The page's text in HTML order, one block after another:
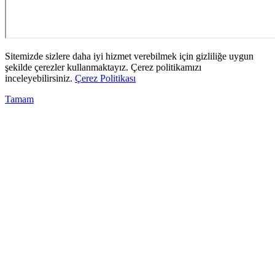
Sitemizde sizlere daha iyi hizmet verebilmek için gizliliğe uygun
şekilde çerezler kullanmaktayız. Çerez politikamızı
inceleyebilirsiniz. Çerez Politikası
Tamam